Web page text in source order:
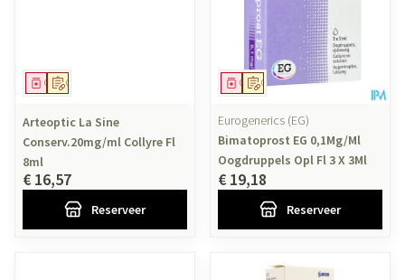
Op voorschrift
Geneesmiddel
Arteoptic La Sine
Conserv.20mg/ml Collyre Fl
8ml
€ 16,57
Reserveer
Op voorschrift
Geneesmiddel
Eurogenerics (EG)
Bimatoprost EG 0,1Mg/Ml
Oogdruppels Opl Fl 3 X 3Ml
€ 19,18
Reserveer